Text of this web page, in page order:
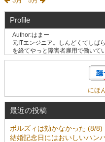
Profile
Author:はまー
元ITエンジニア。しんどくてしば
を経てやっと障害者雇用で働いて
にほ
最近の投稿
ボルズィは効かなかった (8/8)
結婚記念日にはおいしいハン